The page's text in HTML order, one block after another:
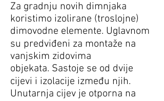
Za gradnju novih dimnjaka
koristimo izolirane (troslojne)
dimovodne elemente. Uglavnom
su predviđeni za montaže na
vanjskim zidovima
objekata. Sastoje se od dvije
cijevi i izolacije između njih.
Unutarnja cijev je otporna na